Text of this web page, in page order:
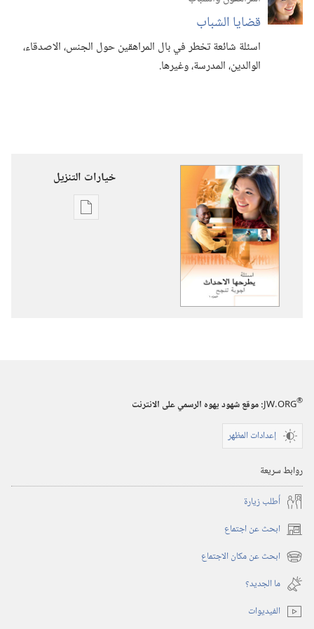
قضايا الشباب
اسئلة شائعة تخطر في بال المراهقين حول الجنس،‏ الاصدقاء،‏
الوالدين،‏ المدرسة،‏ وغيرها.‏
خيارات التنزيل
خيارات
JW.ORG®
:‏ موقع شهود يهوه الرسمي على الانترنت
إعدادات المظهر
روابط سريعة
أُطلب زيارة
ابحث عن اجتماع (يفتح
نافذة
جديدة)
ابحث عن مكان الاجتماع (يفتح
نافذة
جديدة)
ما الجديد؟‏
الفيديوات